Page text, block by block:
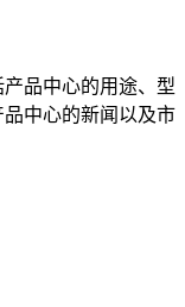
品中心的用途、型
中心的新闻以及市